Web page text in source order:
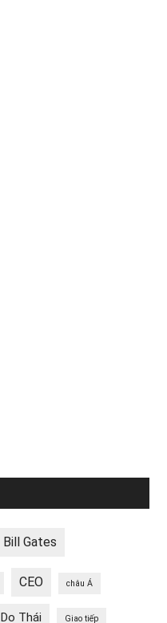
Bill Gates
CEO châu Á
Do Thái Giao tiếp